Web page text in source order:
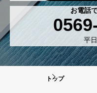
お電話
平
トップ